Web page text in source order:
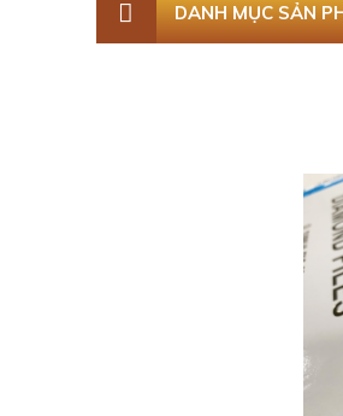
DANH MỤC SẢN